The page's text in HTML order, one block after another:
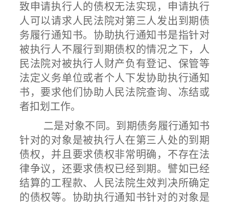
致申请执行人的债权无法实现，申请执行
人可以请求人民法院对第三人发出到期债
务履行通知书。协助执行通知书是指针对
被执行人不履行到期债权的情况之下，人
民法院对被执行人财产负有登记、保管等
法定义务单位或者个人下发协助执行通知
书，要求他们协助人民法院查询、冻结或
者扣划工作。
二是对象不同。到期债务履行通知书
针对的对象是被执行人在第三人处的到期
债权，并且要求债权非常明确，不存在法
律争议，还要求债权已经到期。譬如已经
结算的工程款、人民法院生效判决所确定
的债权等。协助执行通知书针对的对象是